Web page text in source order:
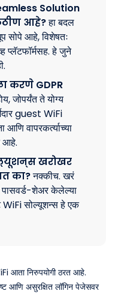
Solution
आहे?हा बदल
सोपे आहे, विशेषतः
प्लॅटफॉर्मसह. हे जुने
करणे GDPR
जोपर्यंत ते योग्य
guest WiFi
आणि वापरकर्त्याच्या
आहे.
खरोखर
का?नक्कीच. खरं
शेअर केलेल्या
सोल्यूशन्स हे एक
आता निरुपयोगी ठरत आहे.
आणि असुरक्षित लॉगिन पेजेसवर